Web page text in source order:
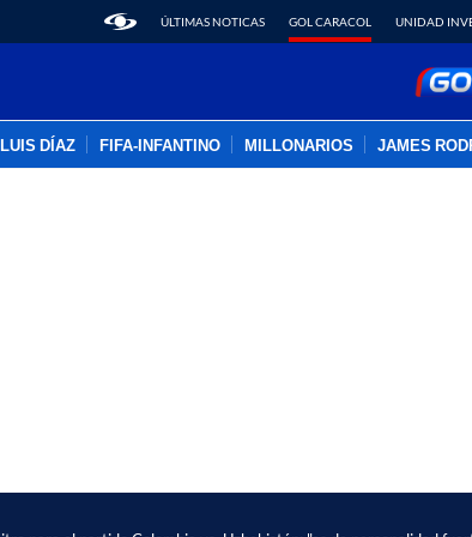
ÚLTIMAS NOTICAS GOL CARACOL UNIDAD
LUIS DÍAZ FIFA-INFANTINO MILLONARIOS JAMES